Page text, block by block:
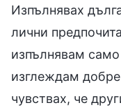
Изпълнявах
лични
изпълнявам
изглеждам
чувствах, че